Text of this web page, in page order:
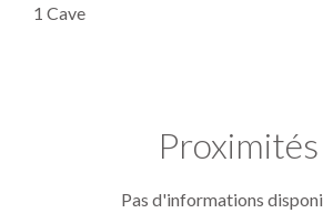
1 Cave
Proximités
Pas d'informations